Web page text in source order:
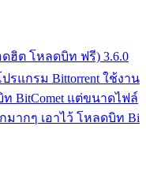
ดฮิต โหลดบิท ฟรี) 3.6.0
รแกรม Bittorrent ใช้งาน
BitComet แต่ขนาดไฟล์
มากๆ เอาไว้ โหลดบิท Bi